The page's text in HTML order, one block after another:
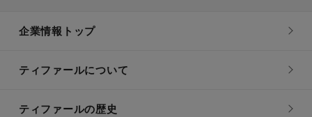
企業情報トップ
ティファールについて
ティファールの歴史